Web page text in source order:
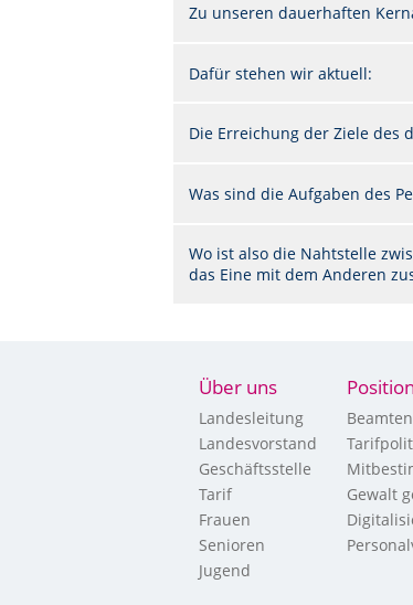
Zu unseren dauerhaften
Dafür stehen wir aktuell:
Die Erreichung der Ziele des
Was sind die Aufgaben des
Wo ist also die Nahtstelle
das Eine mit dem Anderen
Über uns
Landesleitung
Landesvorstand
Geschäftsstelle
Tarif
Frauen
Senioren
Jugend
Gewalt